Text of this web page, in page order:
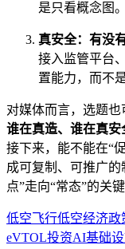
是只看概念图。
真安全：有没
接入监管平台
置能力，而不
对媒体而言，选题也
谁在真造、谁在真安
接下来，能不能在“
成可复制、可推广
点”走向“常态”的关键
低空飞行低空经济政
eVTOL投资AI基础